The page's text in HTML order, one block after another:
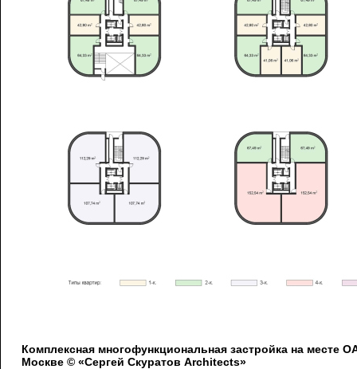
Комплексная многофункциональная застройка на месте
Москве © «Сергей Скуратов Architects»